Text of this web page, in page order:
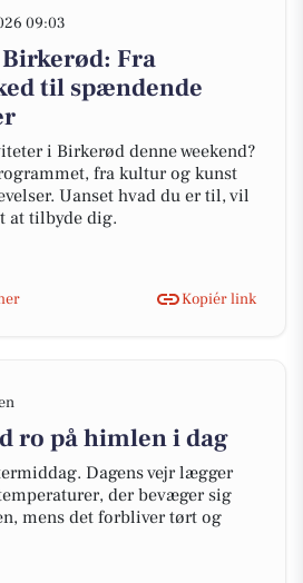
09:03
Fra
til spændende
i Birkerød denne weekend?
fra kultur og kunst
Uanset hvad du er til, vil
at tilbyde dig.
Kopiér link
ro på himlen i dag
Dagens vejr lægger
der bevæger sig
mens det forbliver tørt og